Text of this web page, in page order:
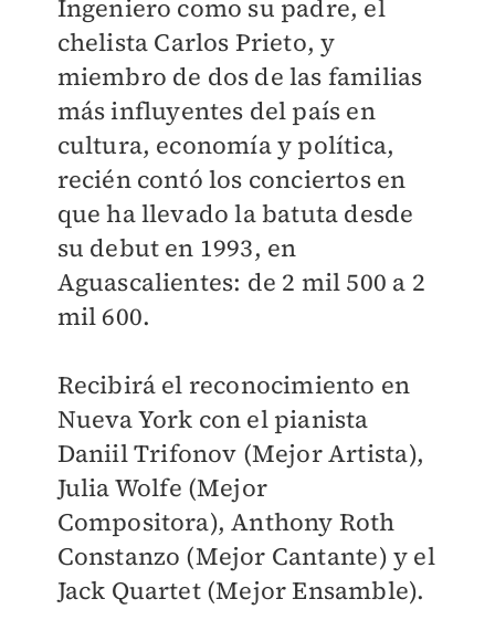
Ingeniero como su padre, el
chelista Carlos Prieto, y
miembro de dos de las familias
más influyentes del país en
cultura, economía y política,
recién contó los conciertos en
que ha llevado la batuta desde
su debut en 1993, en
Aguascalientes: de 2 mil 500 a 2
mil 600.
Recibirá el reconocimiento en
Nueva York con el pianista
Daniil Trifonov (Mejor Artista),
Julia Wolfe (Mejor
Compositora), Anthony Roth
Constanzo (Mejor Cantante) y el
Jack Quartet (Mejor Ensamble).